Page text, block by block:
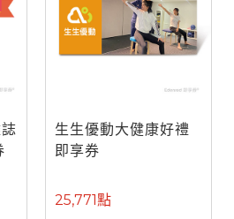
生生優動大健康好禮
即享券
25,771點